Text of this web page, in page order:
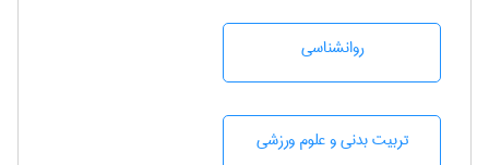
روانشناسی
تربيت بدنی و علوم ورزشی